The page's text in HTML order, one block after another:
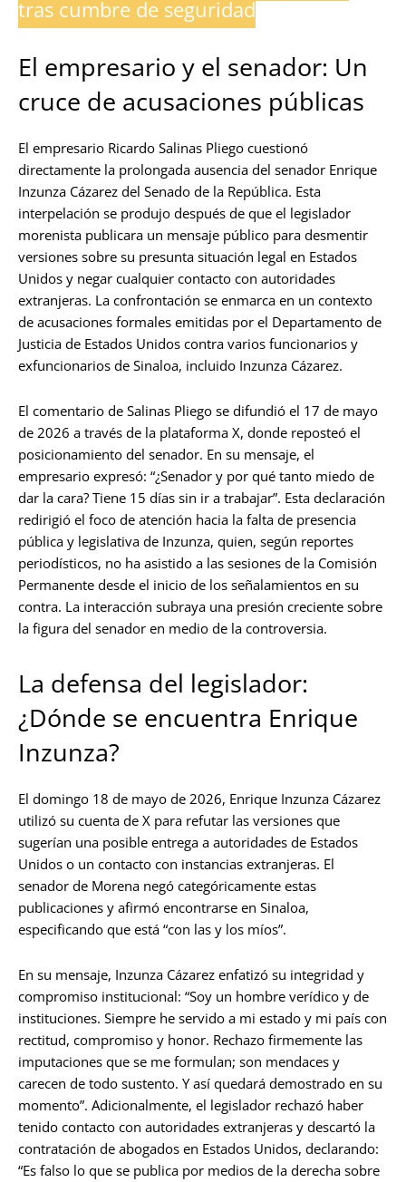
tras cumbre de seguridad
El empresario y el senador: Un
cruce de acusaciones públicas
El empresario Ricardo Salinas Pliego cuestionó
directamente la prolongada ausencia del senador Enrique
Inzunza Cázarez del Senado de la República. Esta
interpelación se produjo después de que el legislador
morenista publicara un mensaje público para desmentir
versiones sobre su presunta situación legal en Estados
Unidos y negar cualquier contacto con autoridades
extranjeras. La confrontación se enmarca en un contexto
de acusaciones formales emitidas por el Departamento de
Justicia de Estados Unidos contra varios funcionarios y
exfuncionarios de Sinaloa, incluido Inzunza Cázarez.
El comentario de Salinas Pliego se difundió el 17 de mayo
de 2026 a través de la plataforma X, donde reposteó el
posicionamiento del senador. En su mensaje, el
empresario expresó: “¿Senador y por qué tanto miedo de
dar la cara? Tiene 15 días sin ir a trabajar”. Esta declaración
redirigió el foco de atención hacia la falta de presencia
pública y legislativa de Inzunza, quien, según reportes
periodísticos, no ha asistido a las sesiones de la Comisión
Permanente desde el inicio de los señalamientos en su
contra. La interacción subraya una presión creciente sobre
la figura del senador en medio de la controversia.
La defensa del legislador:
¿Dónde se encuentra Enrique
Inzunza?
El domingo 18 de mayo de 2026, Enrique Inzunza Cázarez
utilizó su cuenta de X para refutar las versiones que
sugerían una posible entrega a autoridades de Estados
Unidos o un contacto con instancias extranjeras. El
senador de Morena negó categóricamente estas
publicaciones y afirmó encontrarse en Sinaloa,
especificando que está “con las y los míos”.
En su mensaje, Inzunza Cázarez enfatizó su integridad y
compromiso institucional: “Soy un hombre verídico y de
instituciones. Siempre he servido a mi estado y mi país con
rectitud, compromiso y honor. Rechazo firmemente las
imputaciones que se me formulan; son mendaces y
carecen de todo sustento. Y así quedará demostrado en su
momento”. Adicionalmente, el legislador rechazó haber
tenido contacto con autoridades extranjeras y descartó la
contratación de abogados en Estados Unidos, declarando:
“Es falso lo que se publica por medios de la derecha sobre